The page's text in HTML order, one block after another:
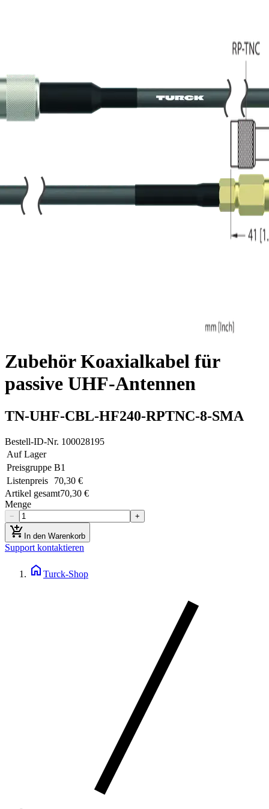
Zubehör Koaxialkabel für
passive UHF-Antennen
TN-UHF-CBL-HF240-RPTNC-8-SMA
Bestell-ID-Nr. 100028195
Auf Lager
Preisgruppe B1
Listenpreis
70,30 €
Artikel gesamt70,30 €
Menge
− +
add_shopping_cart In den Warenkorb
Support kontaktieren
home Turck-Shop